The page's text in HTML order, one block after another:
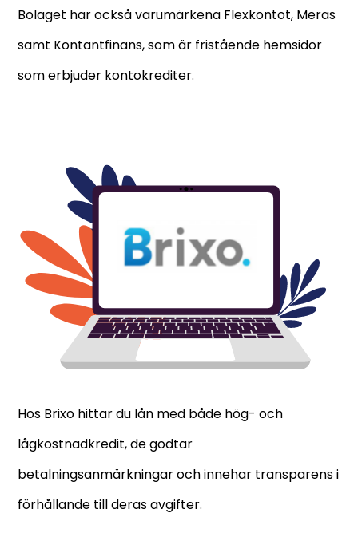
Bolaget har också varumärkena Flexkontot, Meras
samt Kontantfinans, som är fristående hemsidor
som erbjuder kontokrediter.
Hos Brixo hittar du lån med både hög- och
lågkostnadkredit, de godtar
betalningsanmärkningar och innehar transparens i
förhållande till deras avgifter.